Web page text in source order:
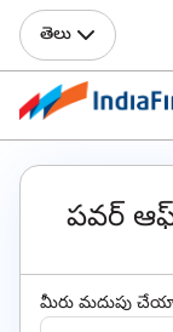
తెలు
పవర్
మీరు మదుపు